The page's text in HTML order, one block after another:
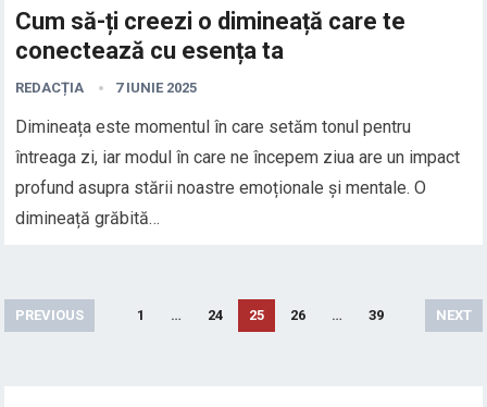
Cum să-ți creezi o dimineață care te
conectează cu esența ta
REDACȚIA 7 IUNIE 2025
Dimineața este momentul în care setăm tonul pentru
întreaga zi, iar modul în care ne începem ziua are un impact
profund asupra stării noastre emoționale și mentale. O
dimineață grăbită…
Paginație
articole
PREVIOUS 1 … 24 25 26 … 39 NEXT